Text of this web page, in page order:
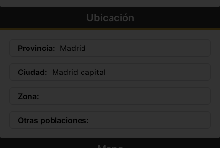
Ubicación
Provincia: Madrid
Ciudad: Madrid capital
Zona:
Otras poblaciones: